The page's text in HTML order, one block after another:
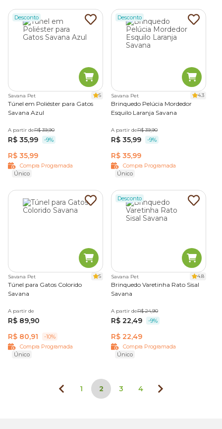
Desconto
Savana Pet 5
Túnel em Poliéster para Gatos
Savana Azul
A partir deR$ 39,90
R$ 35,99 -9%
R$ 35,99
Compra Programada
Único
Desconto
Savana Pet 4.3
Brinquedo Pelúcia Mordedor
Esquilo Laranja Savana
A partir deR$ 39,90
R$ 35,99 -9%
R$ 35,99
Compra Programada
Único
Savana Pet 5
Túnel para Gatos Colorido
Savana
A partir de
R$ 89,90
R$ 80,91
-10%
Compra Programada
Único
Desconto
Savana Pet 4.8
Brinquedo Varetinha Rato Sisal
Savana
A partir deR$ 24,90
R$ 22,49 -9%
R$ 22,49
Compra Programada
Único
1 2 3 4